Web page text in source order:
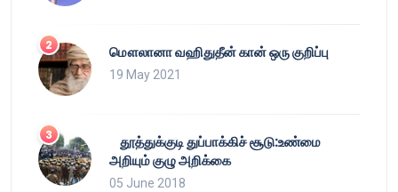
மௌலானா வஹிதுதீன் கான் ஒரு குறிப்பு
19 May 2021
தூத்துக்குடி துப்பாக்கிச் சூடு:உண்மை
அறியும் குழு அறிக்கை
05 June 2018